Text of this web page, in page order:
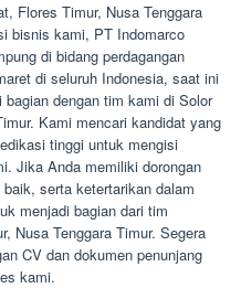
Flores Timur, Nusa Tenggara
bisnis kami, PT Indomarco
di bidang perdagangan
di seluruh Indonesia, saat ini
dengan tim kami di Solor
Kami mencari kandidat yang
tinggi untuk mengisi
Jika Anda memiliki dorongan
serta ketertarikan dalam
menjadi bagian dari tim
Nusa Tenggara Timur. Segera
CV dan dokumen penunjang
kami.